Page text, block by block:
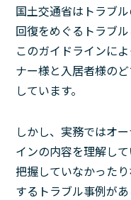
国土交通省はトラブ
回復をめぐるトラブ
このガイドラインに
ナー様と入居者様の
しています。
しかし、実務ではオ
インの内容を理解し
把握していなかった
するトラブル事例が